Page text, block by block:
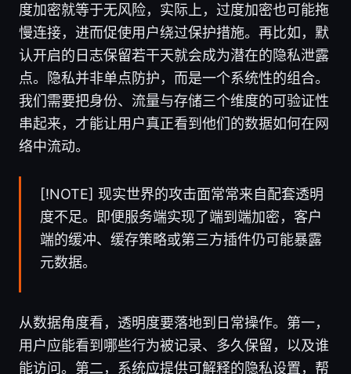
度加密就等于无风险，实际上，过度加密也可能拖
慢连接，进而促使用户绕过保护措施。再比如，默
认开启的日志保留若干天就会成为潜在的隐私泄露
点。隐私并非单点防护，而是一个系统性的组合。
我们需要把身份、流量与存储三个维度的可验证性
串起来，才能让用户真正看到他们的数据如何在网
络中流动。
[!NOTE] 现实世界的攻击面常常来自配套透明
度不足。即便服务端实现了端到端加密，客户
端的缓冲、缓存策略或第三方插件仍可能暴露
元数据。
从数据角度看，透明度要落地到日常操作。第一，
用户应能看到哪些行为被记录、多久保留，以及谁
能访问。第二，系统应提供可解释的隐私设置，帮